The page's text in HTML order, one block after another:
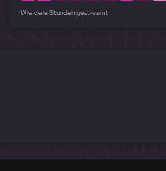
Wie viele Stunden gestreamt